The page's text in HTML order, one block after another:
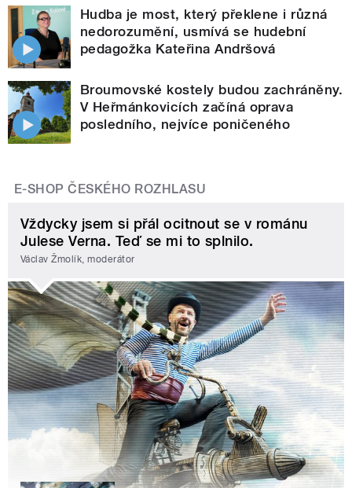
Hudba je most, který překlene i různá
nedorozumění, usmívá se hudební
pedagožka Kateřina Andršová
Broumovské kostely budou zachráněny.
V Heřmánkovicích začíná oprava
posledního, nejvíce poničeného
E-SHOP ČESKÉHO ROZHLASU
Vždycky jsem si přál ocitnout se v románu
Julese Verna. Teď se mi to splnilo.
Václav Žmolík, moderátor